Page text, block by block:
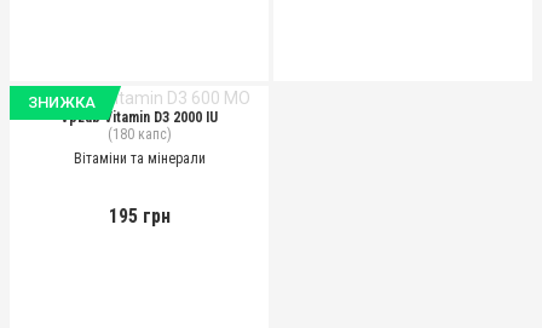
ЗНИЖКА
VpLab Vitamin D3 2000 IU
(180 капс)
Вітаміни та мінерали
195 грн